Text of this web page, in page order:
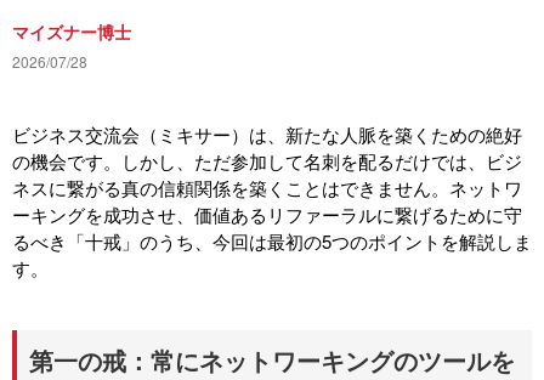
マイズナー博士
2026/07/28
ビジネス交流会（ミキサー）は、新たな人脈を築くための絶好
の機会です。しかし、ただ参加して名刺を配るだけでは、ビジ
ネスに繋がる真の信頼関係を築くことはできません。ネットワ
ーキングを成功させ、価値ある リファーラルに繋げるために守
るべき「十戒」のうち、今回は最初の5つのポイントを解説しま
す。
第一の戒：常にネットワーキングのツールを